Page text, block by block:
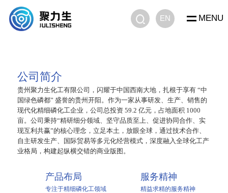
MENU
EN
公司简介
贵州聚力生化工有限公司，闪耀于中国西南大地，扎根于享有 “中
国绿色磷都” 盛誉的贵州开阳。作为一家从事研发、生产、销售的
现代化精细磷化工企业，公司总投资 59.2 亿元，占地面积 1000
亩。公司秉持“精研细分领域、坚守品质至上、促进协同合作、实
现互利共赢”的核心理念，立足本土，放眼全球，通过技术合作、
自主研发生产、国际贸易等多元化经营模式，深度融入全球化工产
业格局，构建起纵横交错的商业版图。
产品布局
专注于精细磷化工领域
服务精神
精益求精的服务精神